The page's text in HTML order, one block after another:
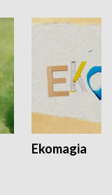
Ekomagia